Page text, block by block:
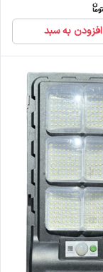
افزودن به سبد